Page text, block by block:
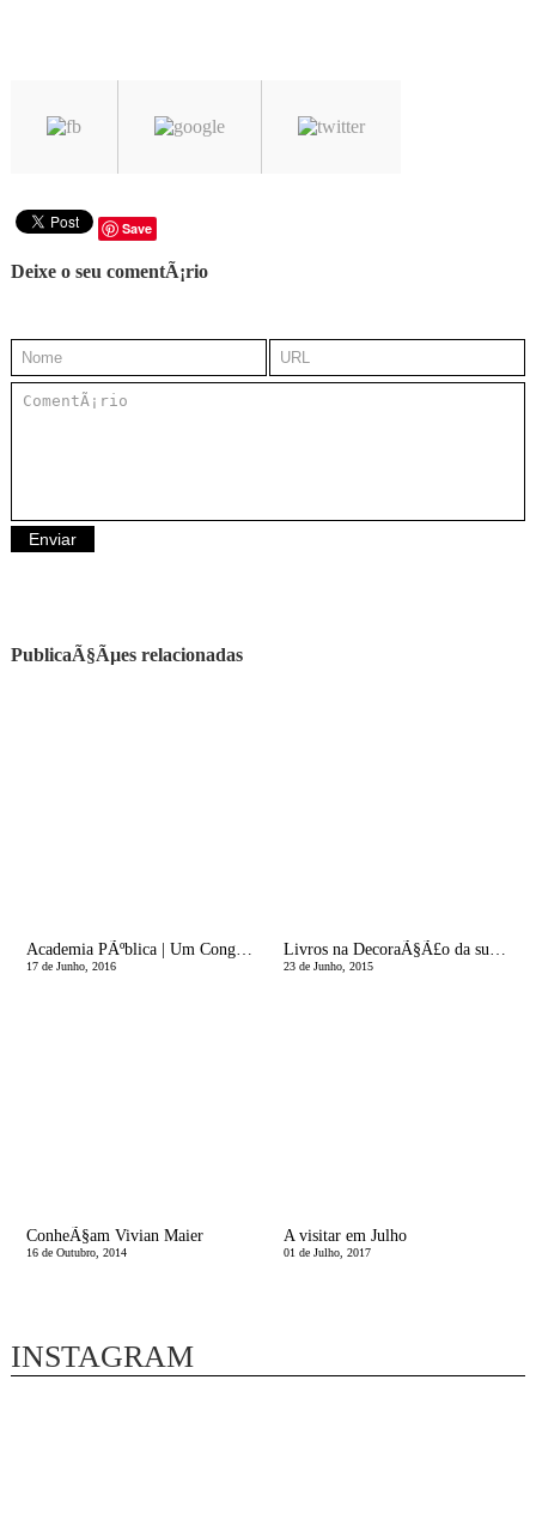
Save
Deixe o seu comentÃ¡rio
PublicaÃ§Ãµes relacionadas
Academia PÃºblica | Um Congresso MÃ©dico para nÃ³s
17 de Junho, 2016
Livros na DecoraÃ§Ã£o da sua Casa
23 de Junho, 2015
ConheÃ§am Vivian Maier
16 de Outubro, 2014
A visitar em Julho
01 de Julho, 2017
INSTAGRAM